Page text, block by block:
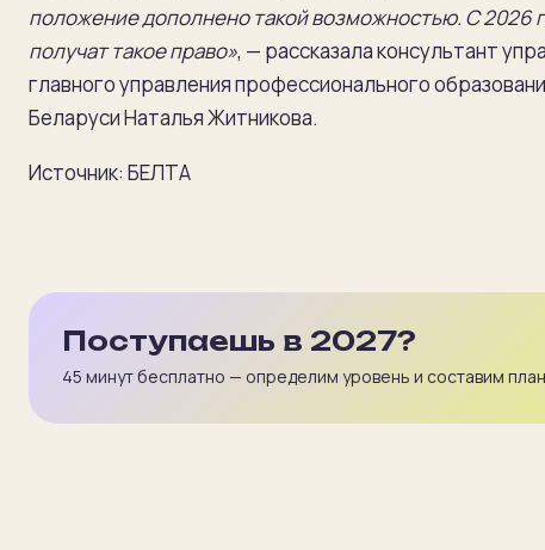
положение дополнено такой возможностью. С 2026
получат такое право», — рассказала консультант
главного управления профессионального
Беларуси Наталья Житникова.
Источник: БЕЛТА
Поступаешь в 2027?
45 минут бесплатно — определим уровень и составим